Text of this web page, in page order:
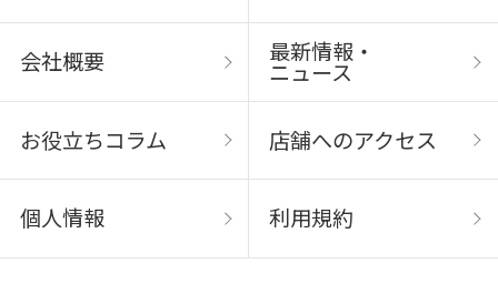
会社概要 最新情報・
ニュース
お役立ちコラム 店舗へのアクセス
個人情報 利用規約